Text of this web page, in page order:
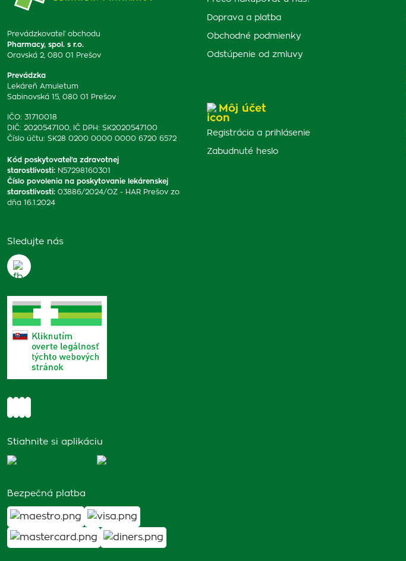
Prevádzkovateľ obchodu
Pharmacy, spol. s r.o.
Oravská 2, 080 01 Prešov
Prevádzka
Lekáreň Amuletum
Sabinovská 15, 080 01 Prešov
IČO: 31710018
DIČ: 2020547100, IČ DPH: SK2020547100
Číslo účtu: SK28 0200 0000 0000 6720 6572
Kód poskytovateľa zdravotnej
starostlivosti: N57298160301
Číslo povolenia na poskytovanie lekárenskej
starostlivosti: 03886/2024/OZ - HAR Prešov zo
dňa 16.1.2024
Sledujte nás
Stiahnite si aplikáciu
Bezpečná platba
Doprava a platba
Obchodné podmienky
Odstúpenie od zmluvy
Môj účet
Registrácia a prihlásenie
Zabudnuté heslo